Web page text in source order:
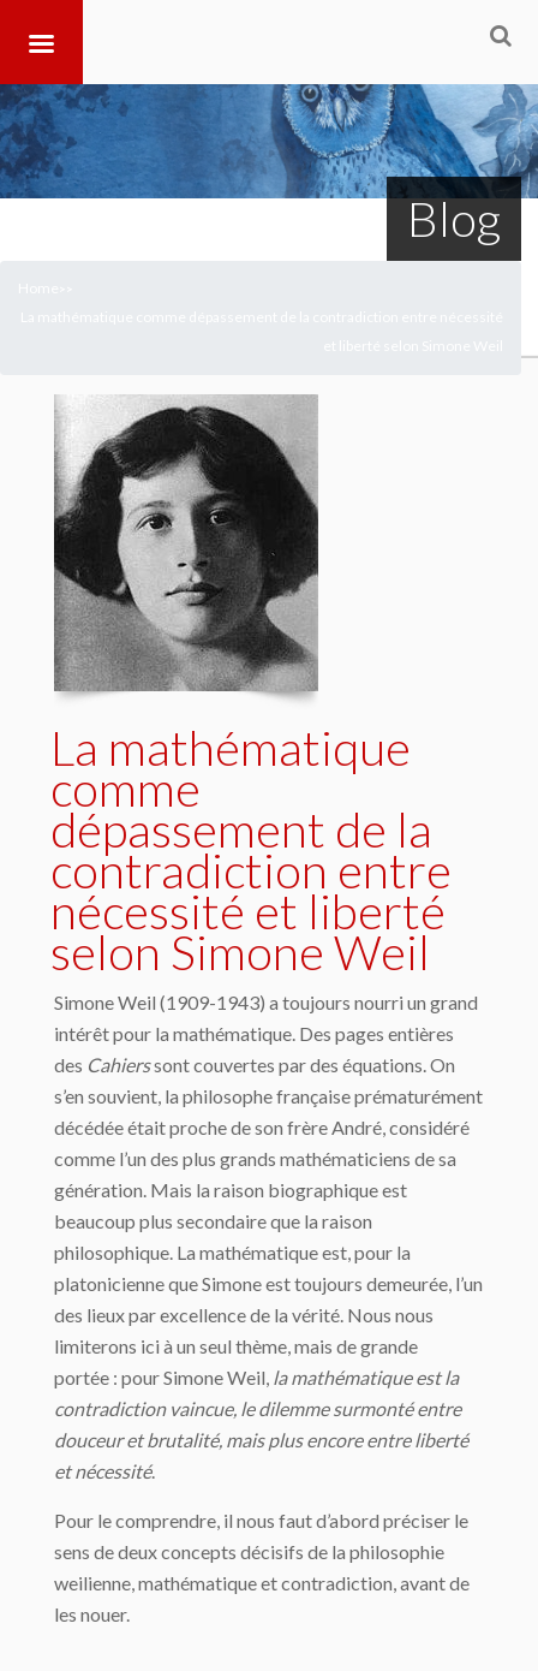
Blog
La mathématique
comme
dépassement de la
contradiction entre
nécessité et liberté
selon Simone Weil
Simone Weil (1909-1943) a toujours nourri un grand
intérêt pour la mathématique. Des pages entières
des Cahierssont couvertes par des équations. On
s’en souvient, la philosophe française prématurément
décédée était proche de son frère André, considéré
comme l’un des plus grands mathématiciens de sa
génération. Mais la raison biographique est
beaucoup plus secondaire que la raison
philosophique. La mathématique est, pour la
platonicienne que Simone est toujours demeurée, l’un
des lieux par excellence de la vérité. Nous nous
limiterons ici à un seul thème, mais de grande
portée : pour Simone Weil, la mathématique est la
contradiction vaincue, le dilemme surmonté entre
douceur et brutalité, mais plus encore entre liberté
et nécessité.
Pour le comprendre, il nous faut d’abord préciser le
sens de deux concepts décisifs de la philosophie
weilienne, mathématique et contradiction, avant de
les nouer.